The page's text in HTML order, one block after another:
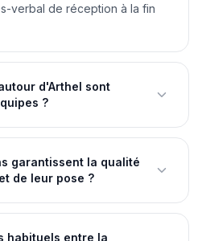
verbal de réception à la fin
d'Arthel sont
?
garantissent la qualité
de leur pose ?
habituels entre la